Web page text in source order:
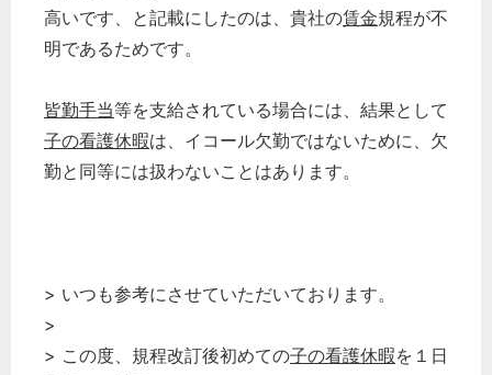
高いです、と記載にしたのは、貴社の賃金規程が不
明であるためです。
皆勤手当等を支給されている場合には、結果として
子の看護休暇は、イコール欠勤ではないために、欠
勤と同等には扱わないことはあります。
> いつも参考にさせていただいております。
>
> この度、規程改訂後初めての子の看護休暇を１日